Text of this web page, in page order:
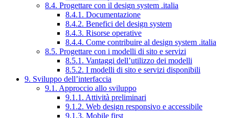
8.4. Progettare con il design system .italia
8.4.1. Documentazione
8.4.2. Benefici del design system
8.4.3. Risorse operative
8.4.4. Come contribuire al design system .italia
8.5. Progettare con i modelli di sito e servizi
8.5.1. Vantaggi dell’utilizzo dei modelli
8.5.2. I modelli di sito e servizi disponibili
9. Sviluppo dell’interfaccia
9.1. Approccio allo sviluppo
9.1.1. Attività preliminari
9.1.2. Web design responsivo e accessibile
9.1.3. Mobile first